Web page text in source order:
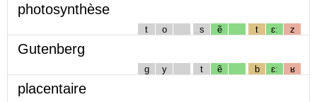
photosynthèse
t o s ẽ t ɛː z
Gutenberg
g y t ẽ b ɛː ʁ
placentaire